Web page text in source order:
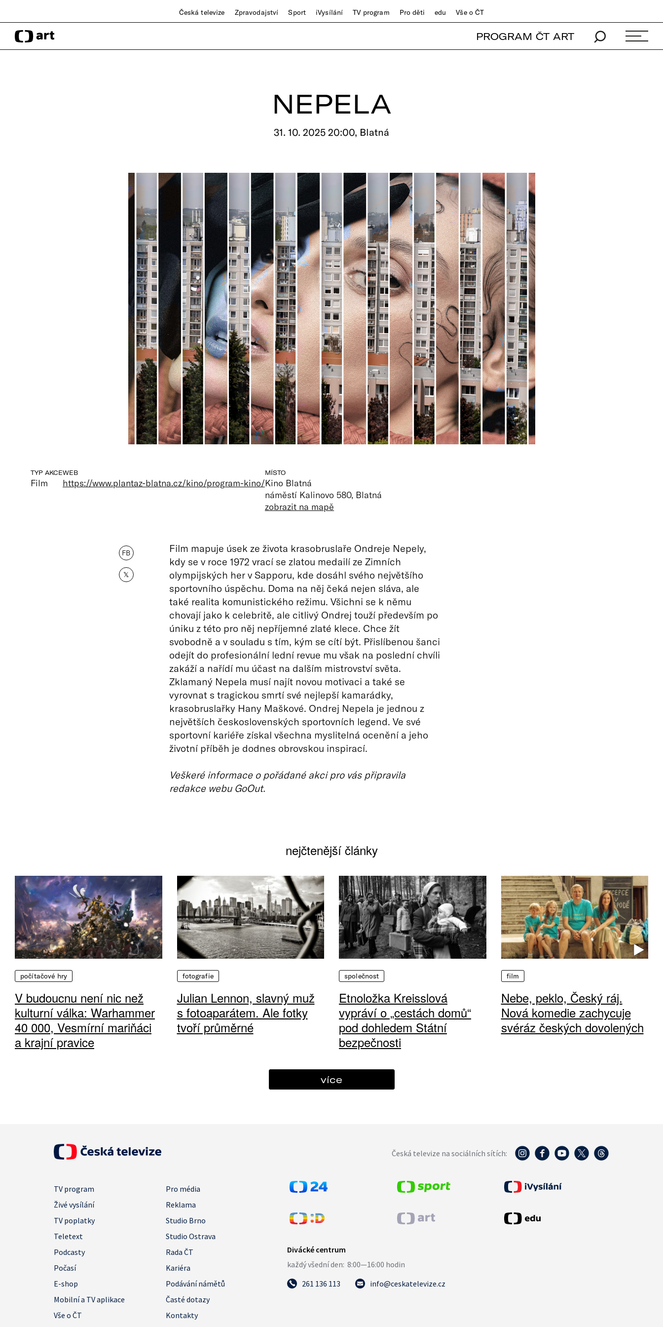
Česká televize Zpravodajství Sport iVysílání TV program Pro děti edu Vše o ČT
PROGRAM ČT ART
NEPELA
31. 10. 2025 20:00, Blatná
TYP AKCE
Film
WEB
https://www.plantaz-blatna.cz/kino/program-kino/
MÍSTO
Kino Blatná
náměstí Kalinovo 580, Blatná
zobrazit na mapě
FB
𝕏
Film mapuje úsek ze života krasobruslaře Ondreje Nepely,
kdy se v roce 1972 vrací se zlatou medailí ze Zimních
olympijských her v Sapporu, kde dosáhl svého největšího
sportovního úspěchu. Doma na něj čeká nejen sláva, ale
také realita komunistického režimu. Všichni se k němu
chovají jako k celebritě, ale citlivý Ondrej touží především po
úniku z této pro něj nepříjemné zlaté klece. Chce žít
svobodně a v souladu s tím, kým se cítí být. Přislíbenou šanci
odejít do profesionální lední revue mu však na poslední chvíli
zakáží a nařídí mu účast na dalším mistrovství světa.
Zklamaný Nepela musí najít novou motivaci a také se
vyrovnat s tragickou smrtí své nejlepší kamarádky,
krasobruslařky Hany Maškové. Ondrej Nepela je jednou z
největších československých sportovních legend. Ve své
sportovní kariéře získal všechna myslitelná ocenění a jeho
životní příběh je dodnes obrovskou inspirací.
Veškeré informace o pořádané akci pro vás připravila
redakce webu GoOut.
nejčtenější články
počítačové hry
V budoucnu není nic než
kulturní válka: Warhammer
40 000, Vesmírní mariňáci
a krajní pravice
fotografie
Julian Lennon, slavný muž
s fotoaparátem. Ale fotky
tvoří průměrné
společnost
Etnoložka Kreisslová
vypráví o „cestách domů“
pod dohledem Státní
bezpečnosti
film
Nebe, peklo, Český ráj.
Nová komedie zachycuje
svéráz českých dovolených
více
Česká televize na sociálních sítích:
TV program
Pro média
Živé vysílání
Reklama
TV poplatky
Studio Brno
Teletext
Studio Ostrava
Podcasty
Rada ČT
Počasí
Kariéra
E-shop
Podávání námětů
Mobilní a TV aplikace
Časté dotazy
Vše o ČT
Kontakty
261 136 113 info@ceskatelevize.cz